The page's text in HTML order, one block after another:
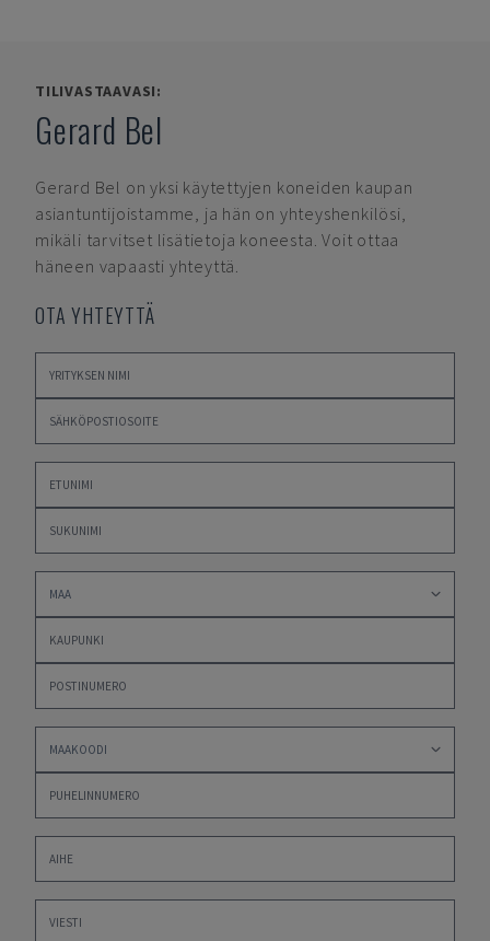
TILIVASTAAVASI:
Gerard Bel
Gerard Bel on yksi käytettyjen koneiden kaupan
asiantuntijoistamme, ja hän on yhteyshenkilösi,
mikäli tarvitset lisätietoja koneesta. Voit ottaa
häneen vapaasti yhteyttä.
OTA YHTEYTTÄ